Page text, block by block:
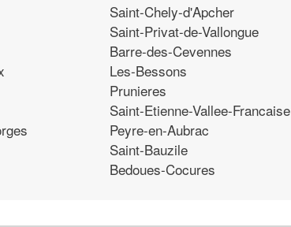
Saint-Chely-d'Apcher
Saint-Privat-de-Vallongue
Barre-des-Cevennes
Les-Bessons
Prunieres
Saint-Etienne-Vallee-Francaise
Peyre-en-Aubrac
Saint-Bauzile
Bedoues-Cocures